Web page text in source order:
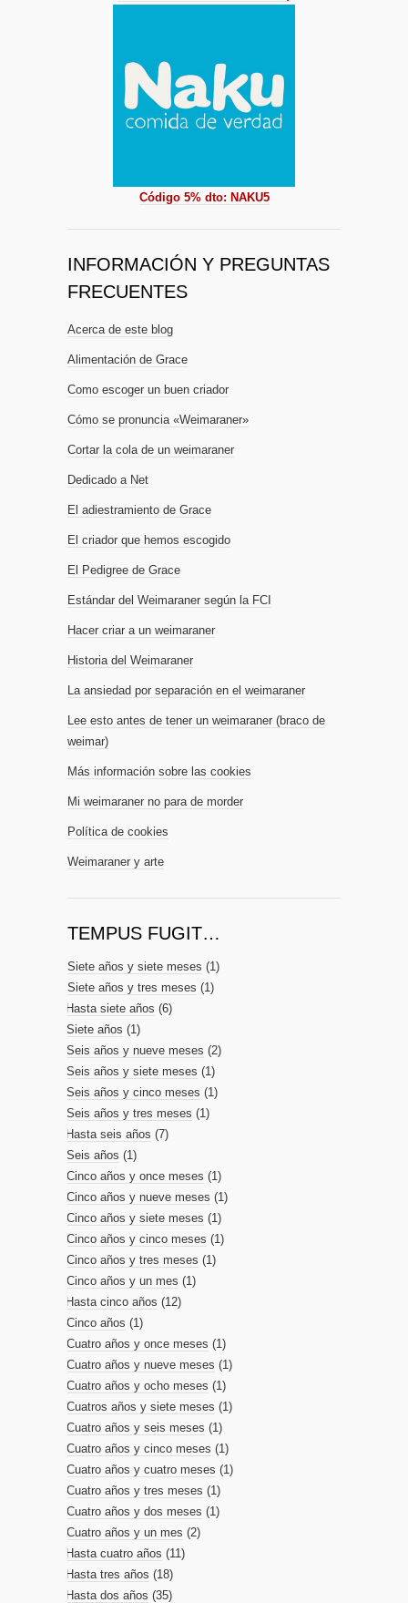
Código 5% dto: NAKU5
INFORMACIÓN Y PREGUNTAS
FRECUENTES
Acerca de este blog
Alimentación de Grace
Como escoger un buen criador
Cómo se pronuncia «Weimaraner»
Cortar la cola de un weimaraner
Dedicado a Net
El adiestramiento de Grace
El criador que hemos escogido
El Pedigree de Grace
Estándar del Weimaraner según la FCI
Hacer criar a un weimaraner
Historia del Weimaraner
La ansiedad por separación en el weimaraner
Lee esto antes de tener un weimaraner (braco de
weimar)
Más información sobre las cookies
Mi weimaraner no para de morder
Política de cookies
Weimaraner y arte
TEMPUS FUGIT…
Siete años y siete meses (1)
Siete años y tres meses (1)
Hasta siete años (6)
Siete años (1)
Seis años y nueve meses (2)
Seis años y siete meses (1)
Seis años y cinco meses (1)
Seis años y tres meses (1)
Hasta seis años (7)
Seis años (1)
Cinco años y once meses (1)
Cinco años y nueve meses (1)
Cinco años y siete meses (1)
Cinco años y cinco meses (1)
Cinco años y tres meses (1)
Cinco años y un mes (1)
Hasta cinco años (12)
Cinco años (1)
Cuatro años y once meses (1)
Cuatro años y nueve meses (1)
Cuatro años y ocho meses (1)
Cuatros años y siete meses (1)
Cuatro años y seis meses (1)
Cuatro años y cinco meses (1)
Cuatro años y cuatro meses (1)
Cuatro años y tres meses (1)
Cuatro años y dos meses (1)
Cuatro años y un mes (2)
Hasta cuatro años (11)
Hasta tres años (18)
Hasta dos años (35)